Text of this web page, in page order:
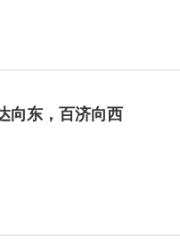
向东，百济向西